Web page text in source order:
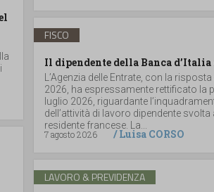
FISCO
Il dipendente della Banca
L’Agenzia delle Entrate, con la
2026, ha espressamente rettificato la
luglio 2026, riguardante
dell’attività di lavoro dipendente
residente francese. La...
7 agosto 2026
/Luisa CORSO
LAVORO & PREVIDENZA